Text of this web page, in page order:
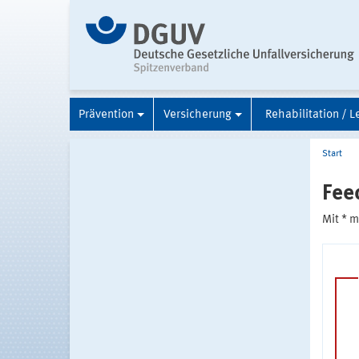
Prävention Versicherung Rehabilitation /
Start
Mit *